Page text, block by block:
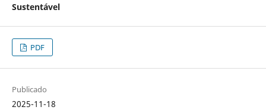
Sustentável
PDF
Publicado
2025-11-18